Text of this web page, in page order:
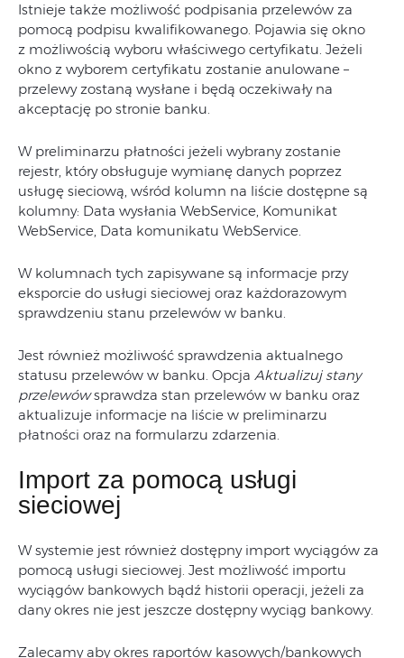
Istnieje także możliwość podpisania przelewów za
pomocą podpisu kwalifikowanego. Pojawia się okno
z możliwością wyboru właściwego certyfikatu. Jeżeli
okno z wyborem certyfikatu zostanie anulowane –
przelewy zostaną wysłane i będą oczekiwały na
akceptację po stronie banku.
W preliminarzu płatności jeżeli wybrany zostanie
rejestr, który obsługuje wymianę danych poprzez
usługę sieciową, wśród kolumn na liście dostępne są
kolumny: Data wysłania WebService, Komunikat
WebService, Data komunikatu WebService.
W kolumnach tych zapisywane są informacje przy
eksporcie do usługi sieciowej oraz każdorazowym
sprawdzeniu stanu przelewów w banku.
Jest również możliwość sprawdzenia aktualnego
statusu przelewów w banku. Opcja Aktualizuj stany
przelewówsprawdza stan przelewów w banku oraz
aktualizuje informacje na liście w preliminarzu
płatności oraz na formularzu zdarzenia.
Import za pomocą usługi
sieciowej
W systemie jest również dostępny import wyciągów za
pomocą usługi sieciowej. Jest możliwość importu
wyciągów bankowych bądź historii operacji, jeżeli za
dany okres nie jest jeszcze dostępny wyciąg bankowy.
Zalecamy aby okres raportów kasowych/bankowych